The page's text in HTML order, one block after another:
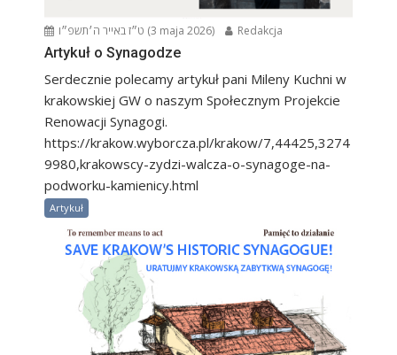
ט״ז באייר ה׳תשפ״ו (3 maja 2026) Redakcja
Artykuł o Synagodze
Serdecznie polecamy artykuł pani Mileny Kuchni w
krakowskiej GW o naszym Społecznym Projekcie
Renowacji Synagogi.
https://krakow.wyborcza.pl/krakow/7,44425,3274
9980,krakowscy-zydzi-walcza-o-synagoge-na-
podworku-kamienicy.html
Artykuł